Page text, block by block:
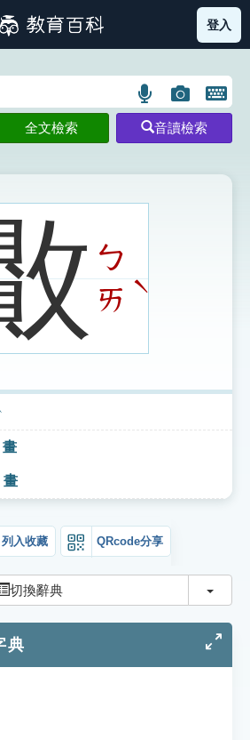
索引圖示 部首索引表圖示
登入
語
言
搜
示
圖
片
搜
開
鍵
圖
全文檢索 音讀檢索
ㄅ
ㄞˋ
畫
畫
列入收藏 QRcode分享
切換辭典 切換
典